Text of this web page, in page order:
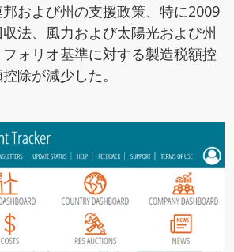
および州の支援政策、特に2009
法、風力および太陽光および州
ォリオ基準に対する製造税額控
除が減少した。